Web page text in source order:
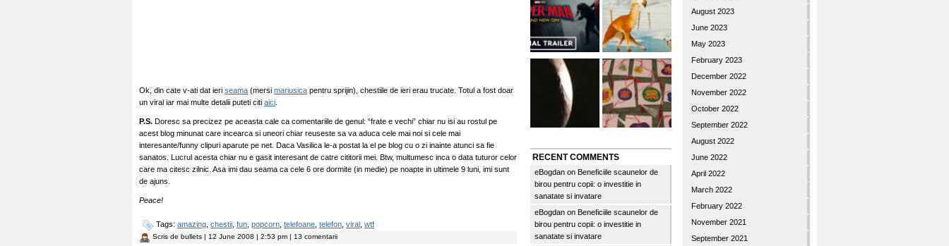
Ok, din cate v-ati dat ieri seama (mersi mariusica pentru sprijin), chestiile de ieri erau trucate. Totul a fost doar
un viral iar mai multe detalii puteti citi aici
P.S. Doresc sa precizez pe aceasta cale ca comentariile de genul: “frate e vechi” chiar nu isi au rostul pe
acest blog minunat care incearca si uneori chiar reuseste sa va aduca cele mai noi si cele mai
interesante/funny clipuri aparute pe net. Daca Vasilica le-a postat la el pe blog cu o zi inainte atunci sa fie
sanatos. Lucrul acesta chiar nu e gasit interesant de catre cititorii mei. Btw, multumesc inca o data tuturor celor
care ma citesc zilnic. Asa imi dau seama ca cele 6 ore dormite (in medie) pe noapte in ultimele 9 luni, imi sunt
de ajuns.
Peace!
Tags: amazing chestii fun popcorn telefoane telefon viral wtf
Scris de bullets | 12 June 2008 | 2:53 pm | 13 comentarii
RECENT COMMENTS
eBogdan on Beneficiile scaunelor de
birou pentru copii: o investitie in
sanatate si invatare
eBogdan on Beneficiile scaunelor de
birou pentru copii: o investitie in
sanatate si invatare
August 2023
June 2023
May 2023
February 2023
December 2022
November 2022
October 2022
September 2022
August 2022
June 2022
April 2022
March 2022
February 2022
November 2021
September 2021